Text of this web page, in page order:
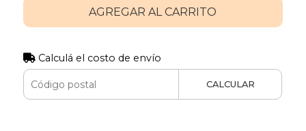
AGREGAR AL CARRITO
Calculá el costo de envío
CALCULAR